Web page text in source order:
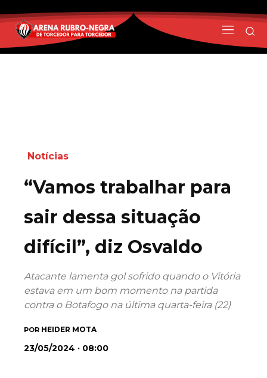
Notícias
“Vamos trabalhar para
sair dessa situação
difícil”, diz Osvaldo
Atacante lamenta gol sofrido quando o Vitória
estava em um bom momento na partida
contra o Botafogo na última quarta-feira (22)
POR HEIDER MOTA
23/05/2024 · 08:00